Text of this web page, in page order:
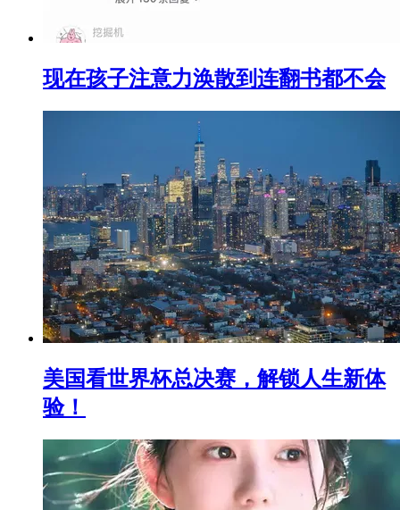
现在孩子注意力涣散到连翻书都不会
美国看世界杯总决赛，解锁人生新体
验！